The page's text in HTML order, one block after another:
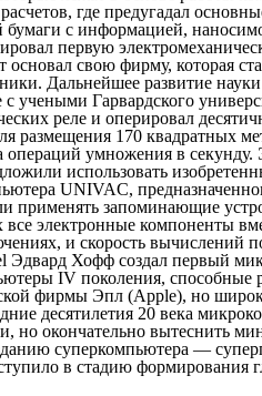
где предугадал
с информацией,
первую
свою фирму, которая
Дальнейшее развитие
учеными Гарвардского
реле и оперировал
размещения 170
операций умножения в
использовать
UNIVAC,
применять запоминающие
электронные компоненты
и скорость
Хофф создал первый
IV поколения, способные
фирмы Эпл (Apple), но
десятилетия 20 века
но окончательно
суперкомпьютера —
в стадию